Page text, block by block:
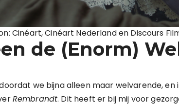
Cinéart, Cinéart Nederland en Discours
de (Enorm)
we bijna alleen maar welvarende, en
Rembrandt. Dit heeft er bij mij voor